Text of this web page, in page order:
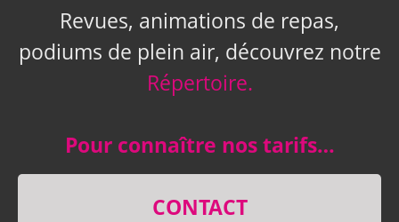
Revues, animations de repas,
podiums de plein air, découvrez notre
Répertoire.
Pour connaître nos tarifs…
CONTACT